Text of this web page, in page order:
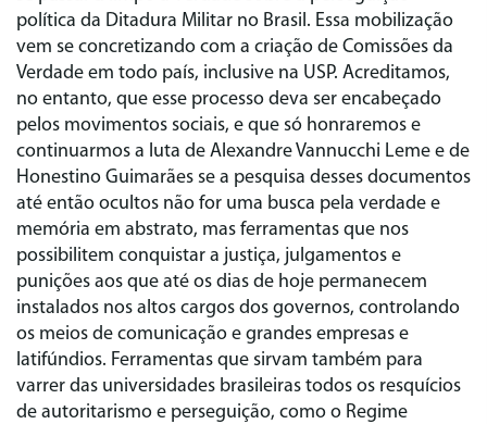
política da Ditadura Militar no Brasil. Essa mobilização
vem se concretizando com a criação de Comissões da
Verdade em todo país, inclusive na USP. Acreditamos,
no entanto, que esse processo deva ser encabeçado
pelos movimentos sociais, e que só honraremos e
continuarmos a luta de Alexandre Vannucchi Leme e de
Honestino Guimarães se a pesquisa desses documentos
até então ocultos não for uma busca pela verdade e
memória em abstrato, mas ferramentas que nos
possibilitem conquistar a justiça, julgamentos e
punições aos que até os dias de hoje permanecem
instalados nos altos cargos dos governos, controlando
os meios de comunicação e grandes empresas e
latifúndios. Ferramentas que sirvam também para
varrer das universidades brasileiras todos os resquícios
de autoritarismo e perseguição, como o Regime